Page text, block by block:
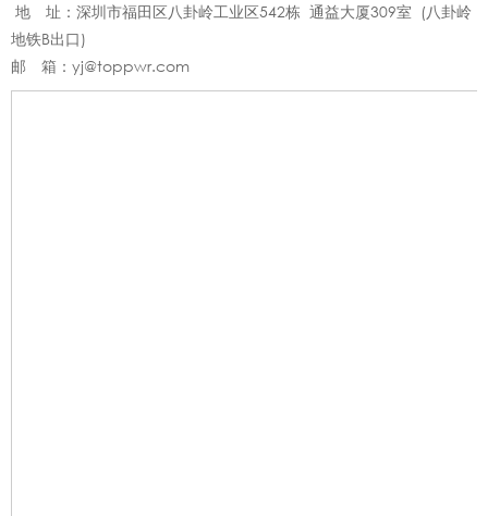
地 址：深圳市福田区八卦岭工业区542栋 通益大厦309室 (八卦岭
地铁B出口)
邮 箱：yj@toppwr.com